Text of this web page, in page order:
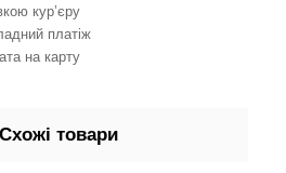
кур’єру
платіж
на карту
Схожі товари